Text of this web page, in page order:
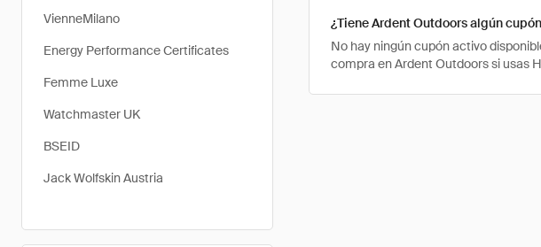
VienneMilano
Energy Performance Certificates
Femme Luxe
Watchmaster UK
BSEID
Jack Wolfskin Austria
¿Tiene Ardent Outdoors algún
No hay ningún cupón activo
compra en Ardent Outdoors si usas